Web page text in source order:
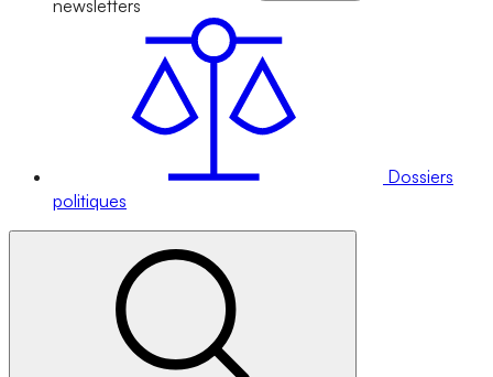
newsletters
Dossiers
politiques